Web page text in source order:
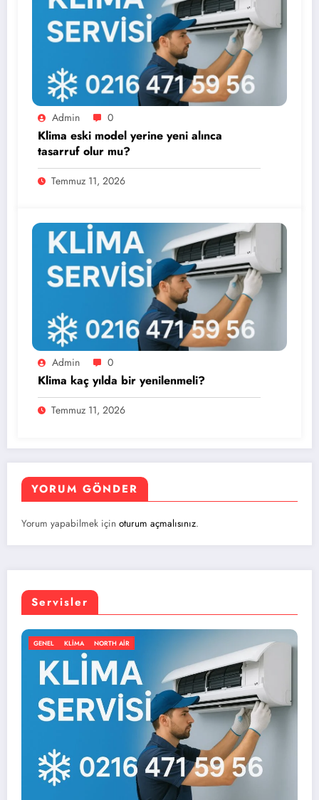
Admin 0
Klima eski model yerine yeni alınca
tasarruf olur mu?
Temmuz 11, 2026
Admin 0
Klima kaç yılda bir yenilenmeli?
Temmuz 11, 2026
YORUM GÖNDER
Yorum yapabilmek için oturum açmalısınız.
Servisler
GENEL KLIMA